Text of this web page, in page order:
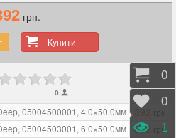
грн.
Купити
0
05004500001, 4.0×50.0мм 392грн.
05004503001, 6.0×50.0мм
352
грн.
0
0
1